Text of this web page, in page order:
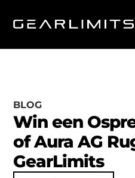
BLOG
Win een
of Aura AG
GearLimits